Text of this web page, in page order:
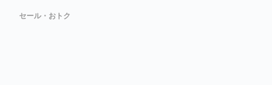
セール・おトク